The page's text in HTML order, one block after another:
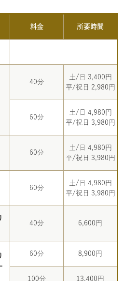
料金 所要時間
–
40分
土/日 3,400円
平/祝日 2,980円
60分
土/日 4,980円
平/祝日 3,980円
60分
土/日 4,980円
平/祝日 3,980円
60分
土/日 4,980円
平/祝日 3,980円
40分 6,600円
60分 8,900円
100分 13,400円